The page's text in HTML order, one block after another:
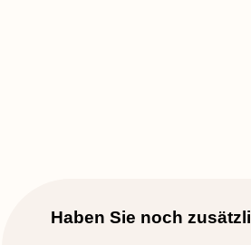
Haben Sie noch